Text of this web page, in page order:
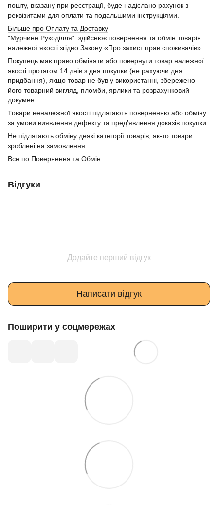
пошту, вказану при реєстрації, буде надіслано рахунок з
реквізитами для оплати та подальшими інструкціями.
Більше про Оплату та Доставку
"Мурчине Рукоділля" здійснює повернення та обмін товарів
належної якості згідно Закону «Про захист прав споживачів».
Покупець має право обміняти або повернути товар належної
якості протягом 14 днів з дня покупки (не рахуючи дня
придбання), якщо товар не був у використанні, збережено
його товарний вигляд, пломби, ярлики та розрахунковий
документ.
Товари неналежної якості підлягають поверненню або обміну
за умови виявлення дефекту та пред’явлення доказів покупки.
Не підлягають обміну деякі категорії товарів, як-то товари
зроблені на замовлення.
Все по Повернення та Обмін
Відгуки
Додайте перший відгук
Написати відгук
Поширити у соцмережах